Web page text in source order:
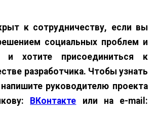
к сотрудничеству, если вы
социальных проблем и
и хотите присоединиться к
разработчика. Чтобы узнать
руководителю проекта
ВКонтакте или на e-mail: